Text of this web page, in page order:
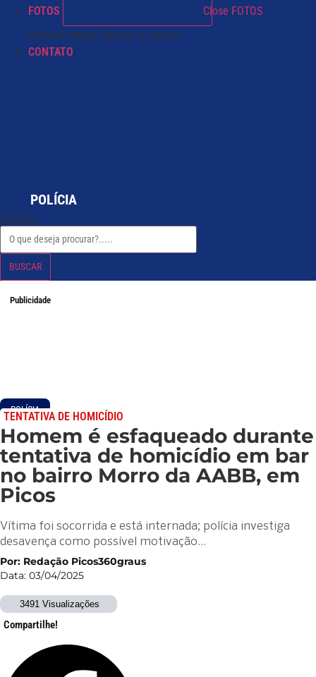
FOTOS Close FOTOS
Please select listing to show.
CONTATO
POLÍCIA
Search
BUSCAR
Publicidade
POLÍCIA
TENTATIVA DE HOMICÍDIO
Homem é esfaqueado durante
tentativa de homicídio em bar
no bairro Morro da AABB, em
Picos
Vítima foi socorrida e está internada; polícia investiga
desavença como possível motivação…
Por: Redação Picos360graus
Data: 03/04/2025
3491 Visualizações
Compartilhe!